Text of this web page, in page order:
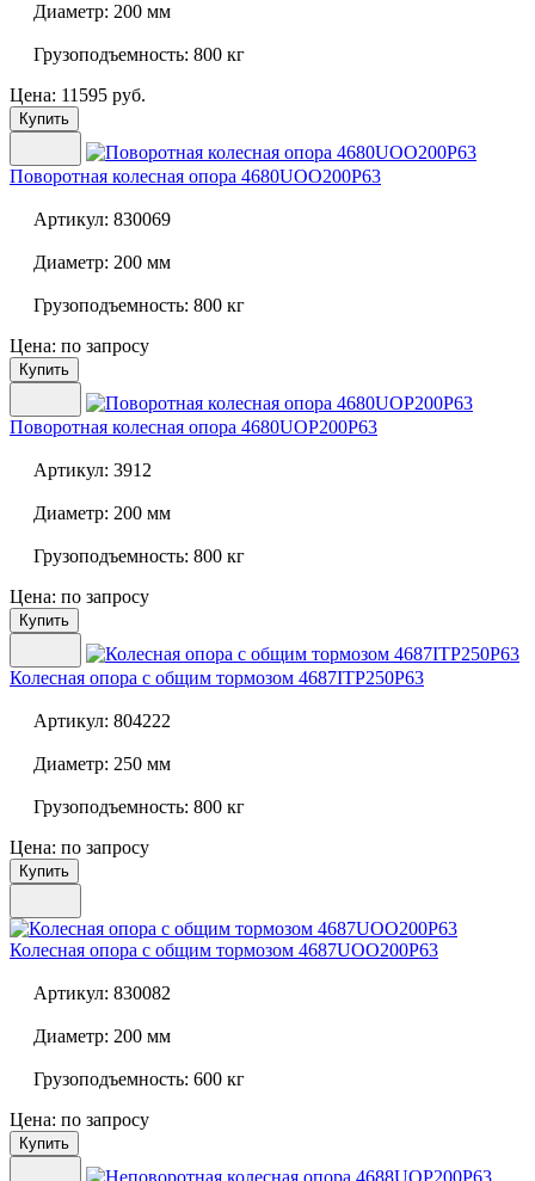
Диаметр: 200 мм
Грузоподъемность: 800 кг
Цена: 11595 руб.
Купить
Поворотная колесная опора 4680UOO200P63
Артикул: 830069
Диаметр: 200 мм
Грузоподъемность: 800 кг
Цена: по запросу
Купить
Поворотная колесная опора 4680UOP200P63
Артикул: 3912
Диаметр: 200 мм
Грузоподъемность: 800 кг
Цена: по запросу
Купить
Колесная опора с общим тормозом 4687ITP250P63
Артикул: 804222
Диаметр: 250 мм
Грузоподъемность: 800 кг
Цена: по запросу
Купить
Колесная опора с общим тормозом 4687UOO200P63
Артикул: 830082
Диаметр: 200 мм
Грузоподъемность: 600 кг
Цена: по запросу
Купить